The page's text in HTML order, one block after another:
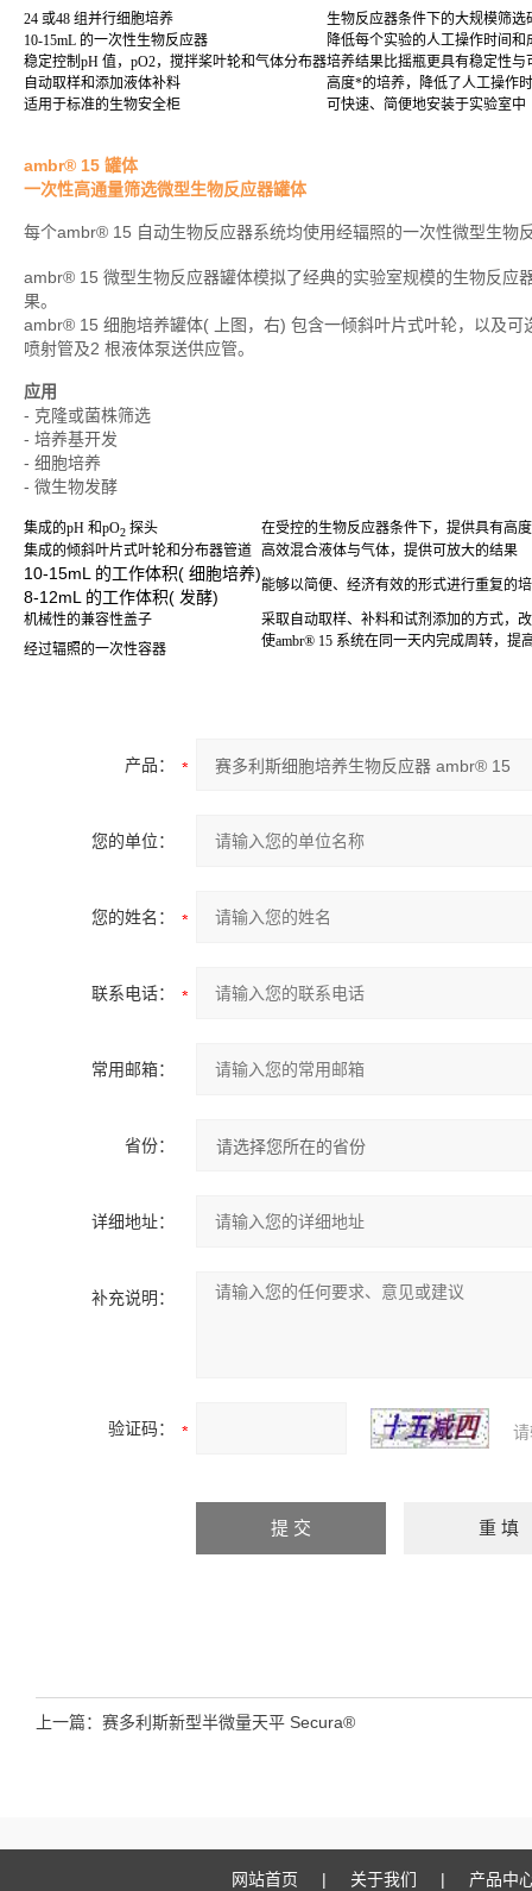
24 或48 组并行细胞培养
生物反应器条件下的大规模筛选
10-15mL 的一次性生物反应器
降低每个实验的人工操作时间和
稳定控制pH 值，pO2，搅拌桨叶轮和气体分布器培养结果比摇瓶更具有稳定性与
自动取样和添加液体补料
高度*的培养，降低了人工操作
适用于标准的生物安全柜
可快速、简便地安装于实验室中
ambr® 15 罐体
一次性高通量筛选微型生物反应器罐体
每个ambr® 15 自动生物反应器系统均使用经辐照的一次性微型生物
ambr® 15 微型生物反应器罐体模拟了经典的实验室规模的生物反应
果。
ambr® 15 细胞培养罐体( 上图，右) 包含一倾斜叶片式叶轮，以及
喷射管及2 根液体泵送供应管。
应用
- 克隆或菌株筛选
- 培养基开发
- 细胞培养
- 微生物发酵
集成的pH 和pO2 探头
在受控的生物反应器条件下，提供具有高
集成的倾斜叶片式叶轮和分布器管道 高效混合液体与气体，提供可放大的结果
10-15mL 的工作体积( 细胞培养)
8-12mL 的工作体积( 发酵)
能够以简便、经济有效的形式进行重复的
机械性的兼容性盖子
采取自动取样、补料和试剂添加的方式，
经过辐照的一次性容器
使ambr® 15 系统在同一天内完成周转，提
产品：
您的单位：
您的姓名：
联系电话：
常用邮箱：
省份：
详细地址：
补充说明：
验证码：
上一篇： 赛多利斯新型半微量天平 Secura®
网站首页 | 关于我们 | 产品中